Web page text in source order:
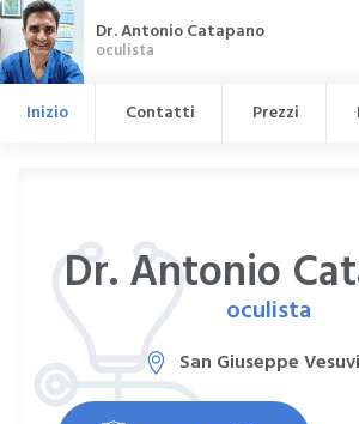
Dr. Antonio Catapano
oculista
Inizio Contatti Prezzi
Dr. Antonio
oculista
San Giuseppe